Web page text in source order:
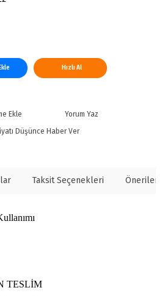
Hızlı Al
Yorum Yaz
Düşünce Haber Ver
Taksit Seçenekleri
TESLİM